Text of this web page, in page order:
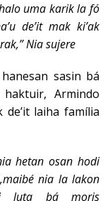
uma karik la fó
de’it mak ki’ak
Nia sujere
sasin bá
Armindo
laiha família
hetan osan hodi
nia la lakon
luta bá moris